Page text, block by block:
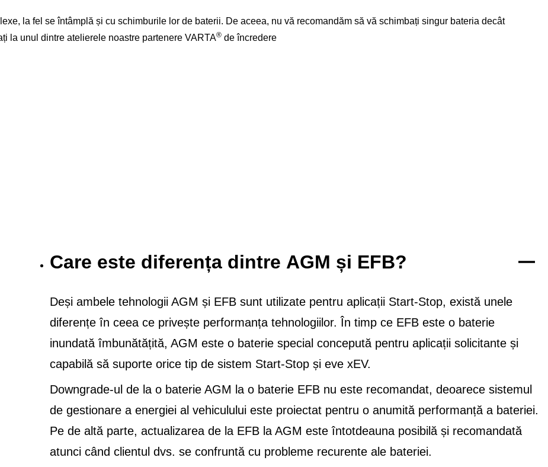
la fel se întâmplă și cu schimburile lor de baterii. De aceea, nu vă recomandăm să vă schimbați singur bateria decât
la unul dintre atelierele noastre partenere VARTA® de încredere
Care este diferența dintre AGM și EFB?
Deși ambele tehnologii AGM și EFB sunt utilizate pentru aplicații Start-Stop, există unele
diferențe în ceea ce privește performanța tehnologiilor. În timp ce EFB este o baterie
inundată îmbunătățită, AGM este o baterie special concepută pentru aplicații solicitante și
capabilă să suporte orice tip de sistem Start-Stop și eve xEV.
Downgrade-ul de la o baterie AGM la o baterie EFB nu este recomandat, deoarece sistemul
de gestionare a energiei al vehiculului este proiectat pentru o anumită performanță a bateriei.
Pe de altă parte, actualizarea de la EFB la AGM este întotdeauna posibilă și recomandată
atunci când clientul dvs. se confruntă cu probleme recurente ale bateriei.